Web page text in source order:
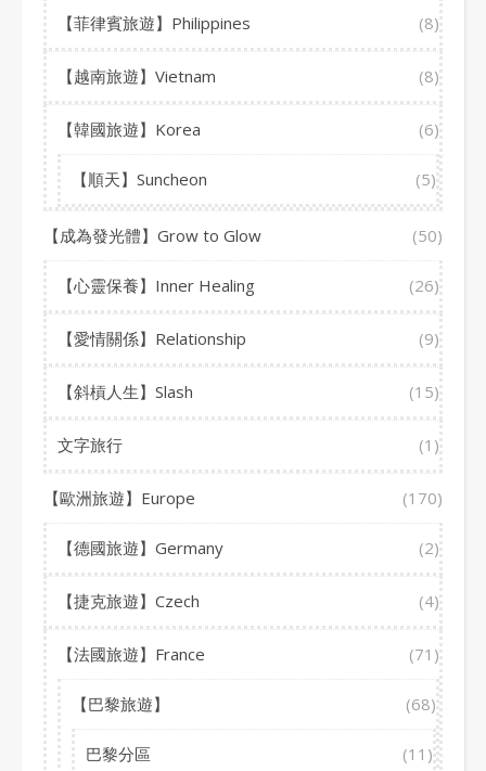
【菲律賓旅遊】Philippines (8)
【越南旅遊】Vietnam (8)
【韓國旅遊】Korea (6)
【順天】Suncheon (5)
【成為發光體】Grow to Glow (50)
【心靈保養】Inner Healing (26)
【愛情關係】Relationship (9)
【斜槓人生】Slash (15)
文字旅行 (1)
【歐洲旅遊】Europe (170)
【德國旅遊】Germany (2)
【捷克旅遊】Czech (4)
【法國旅遊】France (71)
【巴黎旅遊】 (68)
巴黎分區 (11)